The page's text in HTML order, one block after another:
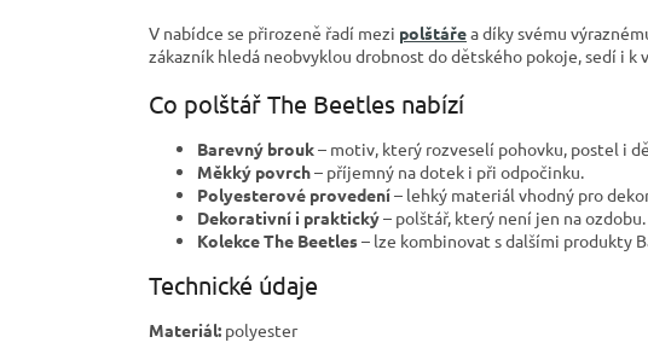
V nabídce se přirozeně řadí mezi polštářea díky svému
zákazník hledá neobvyklou drobnost do dětského pokoje, sedí i k
Co polštář The Beetles nabízí
Barevný brouk– motiv, který rozveselí pohovku, postel i
Měkký povrch– příjemný na dotek i při odpočinku.
Polyesterové provedení– lehký materiál vhodný pro
Dekorativní i praktický– polštář, který není jen na ozdobu.
Kolekce The Beetles– lze kombinovat s dalšími produkty
Technické údaje
Materiál: polyester